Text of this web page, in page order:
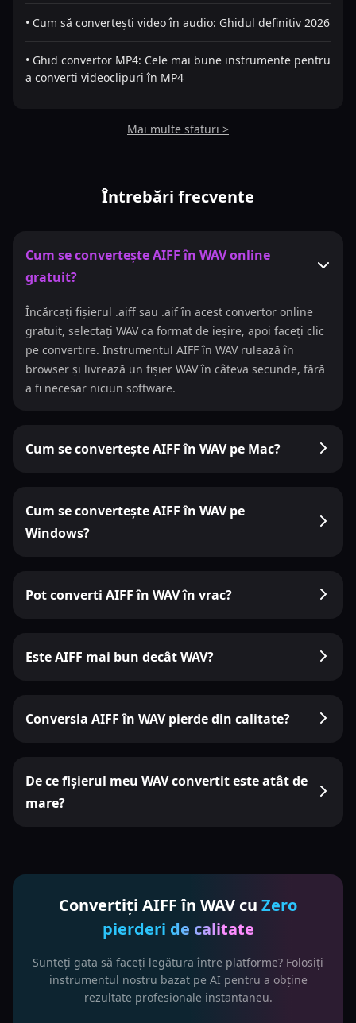
• Cum să convertești video în audio: Ghidul definitiv 2026
• Ghid convertor MP4: Cele mai bune instrumente pentru
a converti videoclipuri în MP4
Mai multe sfaturi >
Întrebări frecvente
Cum se convertește AIFF în WAV online
gratuit?
Încărcați fișierul .aiff sau .aif în acest convertor online
gratuit, selectați WAV ca format de ieșire, apoi faceți clic
pe convertire. Instrumentul AIFF în WAV rulează în
browser și livrează un fișier WAV în câteva secunde, fără
a fi necesar niciun software.
Cum se convertește AIFF în WAV pe Mac?
Cum se convertește AIFF în WAV pe
Windows?
Pot converti AIFF în WAV în vrac?
Este AIFF mai bun decât WAV?
Conversia AIFF în WAV pierde din calitate?
De ce fișierul meu WAV convertit este atât de
mare?
Convertiți AIFF în WAV cu Zero
pierderi de calitate
Sunteți gata să faceți legătura între platforme? Folosiți
instrumentul nostru bazat pe AI pentru a obține
rezultate profesionale instantaneu.